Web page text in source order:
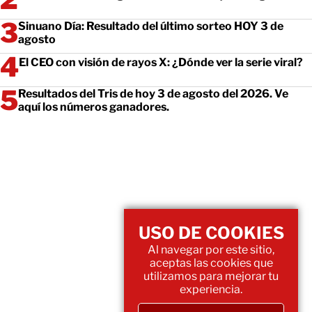
Sinuano Día: Resultado del último sorteo HOY 3 de
agosto
El CEO con visión de rayos X: ¿Dónde ver la serie viral?
Resultados del Tris de hoy 3 de agosto del 2026. Ve
aquí los números ganadores.
USO DE COOKIES
Al navegar por este sitio,
aceptas las cookies que
utilizamos para mejorar tu
experiencia.